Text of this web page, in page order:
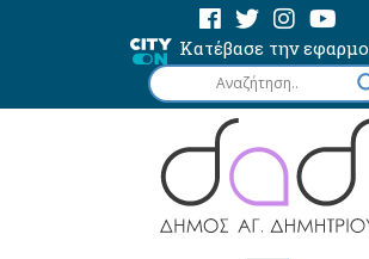
Κατέβασε την